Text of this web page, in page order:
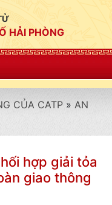
HẢI PHÒNG
CỦA CATP » AN
hợp giải tỏa
giao thông